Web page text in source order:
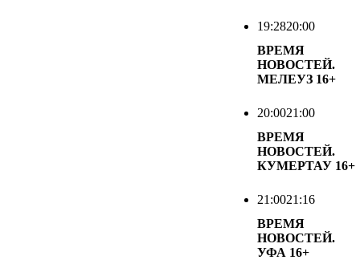
19:2820:00
ВРЕМЯ
НОВОСТЕЙ.
МЕЛЕУЗ 16+
20:0021:00
ВРЕМЯ
НОВОСТЕЙ.
КУМЕРТАУ 16+
21:0021:16
ВРЕМЯ
НОВОСТЕЙ.
УФА 16+